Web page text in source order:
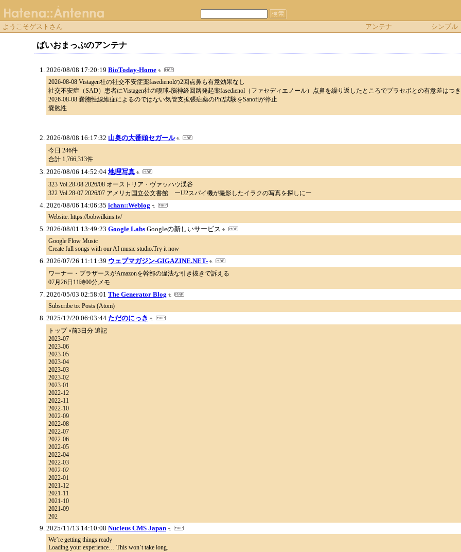
ようこそゲストさん アンテナ シンプル
ばいおまっぷのアンテナ
2026/08/08 17:20:19 BioToday-Home
2026-08-08 Vistagen社の社交不安症薬fasedienolの2回点鼻も有意効果なし
社交不安症（SAD）患者にVistagen社の嗅球-脳神経回路発起薬fasedienol（ファセディエノール）点鼻を繰り返したところでプラセボとの有意差はつ
2026-08-08 嚢胞性線維症によるのではない気管支拡張症薬のPh2試験をSanofiが停止
嚢胞性
2026/08/08 16:17:32 山奥の大番頭セガール
今日 246件
合計 1,766,313件
2026/08/06 14:52:04 地理写真
323 Vol.28-08 2026/08 オーストリア・ヴァッハウ渓谷
322 Vol.28-07 2026/07 アメリカ国立公文書館 ーU2スパイ機が撮影したイラクの写真を探しにー
2026/08/06 14:06:35 ichan::Weblog
Website: https://bobwilkins.tv/
2026/08/01 13:49:23 Google Labs Googleの新しいサービス
Google Flow Music
Create full songs with our AI music studio.Try it now
2026/07/26 11:11:39 ウェブマガジン-GIGAZINE.NET-
ワーナー・ブラザースがAmazonを幹部の違法な引き抜きで訴える
07月26日11時00分メモ
2026/05/03 02:58:01 The Generator Blog
Subscribe to: Posts (Atom)
2025/12/20 06:03:44 ただのにっき
トップ «前3日分 追記
2023-07
2023-06
2023-05
2023-04
2023-03
2023-02
2023-01
2022-12
2022-11
2022-10
2022-09
2022-08
2022-07
2022-06
2022-05
2022-04
2022-03
2022-02
2022-01
2021-12
2021-11
2021-10
2021-09
202
2025/11/13 14:10:08 Nucleus CMS Japan
We’re getting things ready
Loading your experience… This won’t take long.